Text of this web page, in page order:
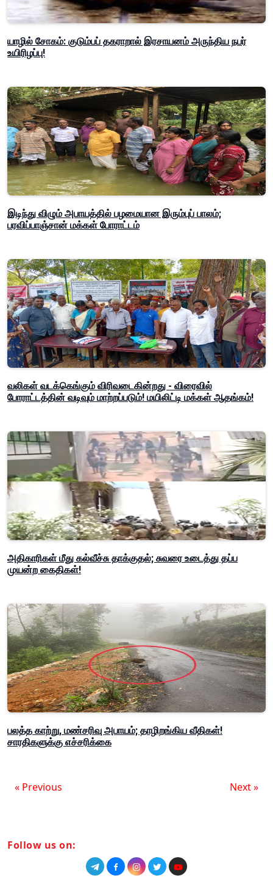
யாழில் சோகம்: குடும்பப் தகராறால் இரசாயனம் அருந்திய நபர்
உயிரிழப்பு!
இடிந்து விழும் அபாயத்தில் பழமையான இரும்புப் பாலம்;
பரவிப்பாஞ்சான் மக்கள் போராட்டம்
வலிகள் வடக்கெங்கும் விரிவடைகின்றது - விரைவில்
போராட்டத்தின் வடிவும் மாற்றப்படும்! மயிலிட்டி மக்கள் ஆதங்கம்!
அதிகாரிகள் மீது கல்வீச்சு தாக்குதல்; சுவரை உடைத்து தப்ப
முயன்ற கைதிகள்!
பலத்த காற்று, மண்சரிவு அபாயம்; தாழிறங்கிய வீதிகள்!
சாரதிகளுக்கு எச்சரிக்கை
« Previous Next »
Follow us on: